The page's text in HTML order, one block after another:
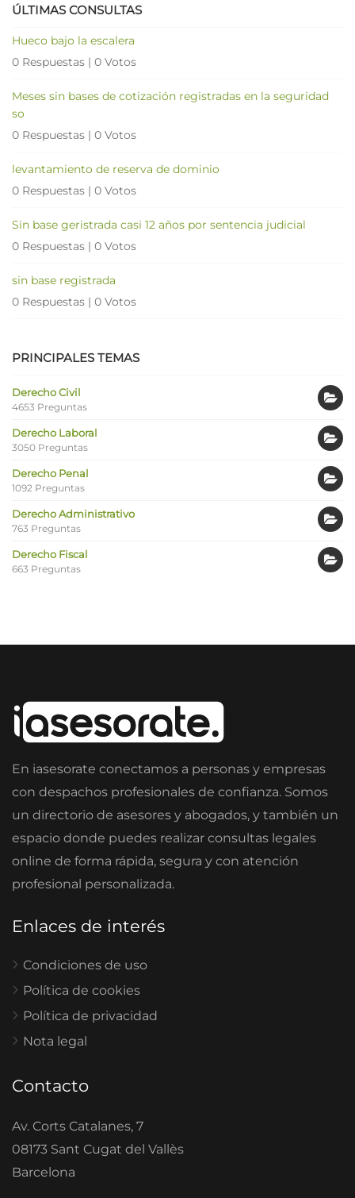
ÚLTIMAS CONSULTAS
Hueco bajo la escalera
0 Respuestas | 0 Votos
Meses sin bases de cotización registradas en la seguridad
so
0 Respuestas | 0 Votos
levantamiento de reserva de dominio
0 Respuestas | 0 Votos
Sin base geristrada casi 12 años por sentencia judicial
0 Respuestas | 0 Votos
sin base registrada
0 Respuestas | 0 Votos
PRINCIPALES TEMAS
Derecho Civil
4653 Preguntas
Derecho Laboral
3050 Preguntas
Derecho Penal
1092 Preguntas
Derecho Administrativo
763 Preguntas
Derecho Fiscal
663 Preguntas
En iasesorate conectamos a personas y empresas
con despachos profesionales de confianza. Somos
un directorio de asesores y abogados, y también un
espacio donde puedes realizar consultas legales
online de forma rápida, segura y con atención
profesional personalizada.
Enlaces de interés
Condiciones de uso
Política de cookies
Política de privacidad
Nota legal
Contacto
Av. Corts Catalanes, 7
08173 Sant Cugat del Vallès
Barcelona